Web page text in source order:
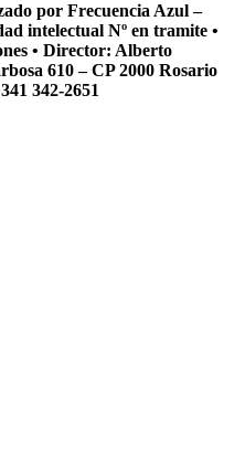
por Frecuencia Azul –
intelectual Nº en tramite •
• Director: Alberto
610 – CP 2000 Rosario
342-2651